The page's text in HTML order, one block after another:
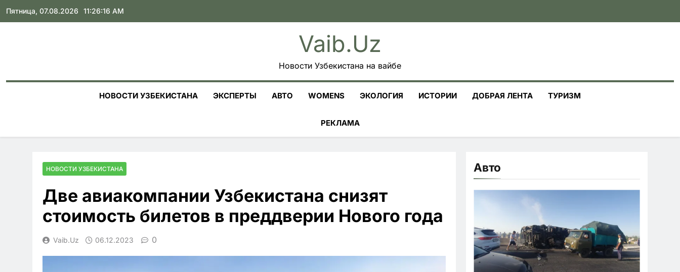
Skip
Пятница, 07.08.2026 11:26:17 AM
Vaib.uz
Новости Узбекистана на вайбе
НОВОСТИ УЗБЕКИСТАНА ЭКСПЕРТЫ АВТО WOMENS ЭКОЛОГИЯ ИСТОРИИ ДОБРАЯ ЛЕНТА ТУРИЗМ
РЕКЛАМА
НОВОСТИ УЗБЕКИСТАНА
Две авиакомпании Узбекистана снизят
стоимость билетов в преддверии Нового года
Vaib.uz 06.12.2023 0
Авто